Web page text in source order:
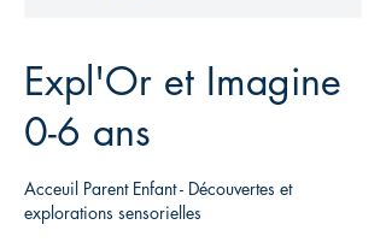
Expl'Or et Imagine
0-6 ans
Acceuil Parent Enfant - Découvertes et
explorations sensorielles